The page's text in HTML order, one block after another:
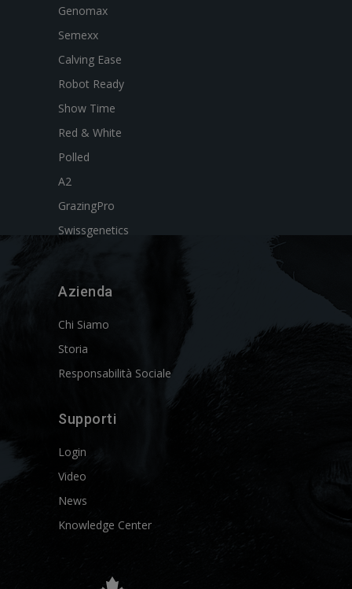
Genomax
Semexx
Calving Ease
Robot Ready
Show Time
Red & White
Polled
A2
GrazingPro
Swissgenetics
Azienda
Chi Siamo
Storia
Responsabilità Sociale
Supporti
Login
Video
News
Knowledge Center